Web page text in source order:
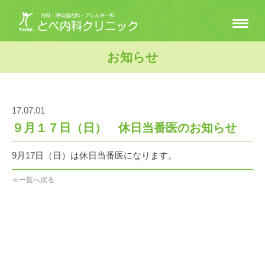
お知らせ
17.07.01
９月１７日（日） 休日当番医のお知らせ
9月17日（日）は休日当番医になります。
≪一覧へ戻る